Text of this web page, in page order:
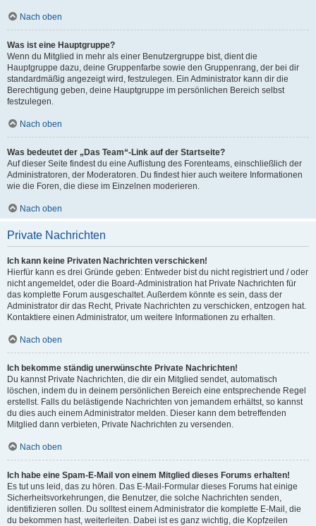
Nach oben
Was ist eine Hauptgruppe?
Wenn du Mitglied in mehr als einer Benutzergruppe bist, dient die
Hauptgruppe dazu, deine Gruppenfarbe sowie den Gruppenrang, der bei dir
standardmäßig angezeigt wird, festzulegen. Ein Administrator kann dir die
Berechtigung geben, deine Hauptgruppe im persönlichen Bereich selbst
festzulegen.
Nach oben
Was bedeutet der „Das Team“-Link auf der Startseite?
Auf dieser Seite findest du eine Auflistung des Forenteams, einschließlich der
Administratoren, der Moderatoren. Du findest hier auch weitere Informationen
wie die Foren, die diese im Einzelnen moderieren.
Nach oben
Private Nachrichten
Ich kann keine Privaten Nachrichten verschicken!
Hierfür kann es drei Gründe geben: Entweder bist du nicht registriert und / oder
nicht angemeldet, oder die Board-Administration hat Private Nachrichten für
das komplette Forum ausgeschaltet. Außerdem könnte es sein, dass der
Administrator dir das Recht, Private Nachrichten zu verschicken, entzogen hat.
Kontaktiere einen Administrator, um weitere Informationen zu erhalten.
Nach oben
Ich bekomme ständig unerwünschte Private Nachrichten!
Du kannst Private Nachrichten, die dir ein Mitglied sendet, automatisch
löschen, indem du in deinem persönlichen Bereich eine entsprechende Regel
erstellst. Falls du belästigende Nachrichten von jemandem erhältst, so kannst
du dies auch einem Administrator melden. Dieser kann dem betreffenden
Mitglied dann verbieten, Private Nachrichten zu versenden.
Nach oben
Ich habe eine Spam-E-Mail von einem Mitglied dieses Forums erhalten!
Es tut uns leid, das zu hören. Das E-Mail-Formular dieses Forums hat einige
Sicherheitsvorkehrungen, die Benutzer, die solche Nachrichten senden,
identifizieren sollen. Du solltest einem Administrator die komplette E-Mail, die
du bekommen hast, weiterleiten. Dabei ist es ganz wichtig, die Kopfzeilen